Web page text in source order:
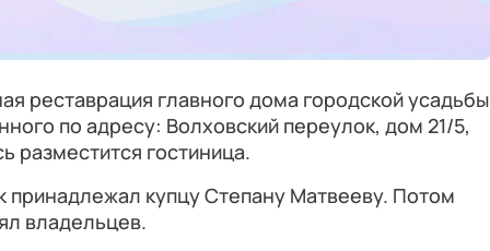
реставрация главного дома городской усадьбы
по адресу: Волховский переулок, дом 21/5,
разместится гостиница.
принадлежал купцу Степану Матвееву. Потом
владельцев.